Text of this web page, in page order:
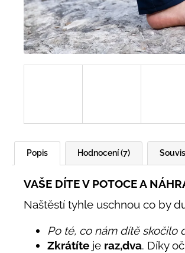
Popis Hodnocení (7)
VAŠE DÍTE V POTOCE A
Naštěstí tyhle uschnou co by
Po té, co nám dítě skočilo
Zkrátíte je raz,dva. Díky